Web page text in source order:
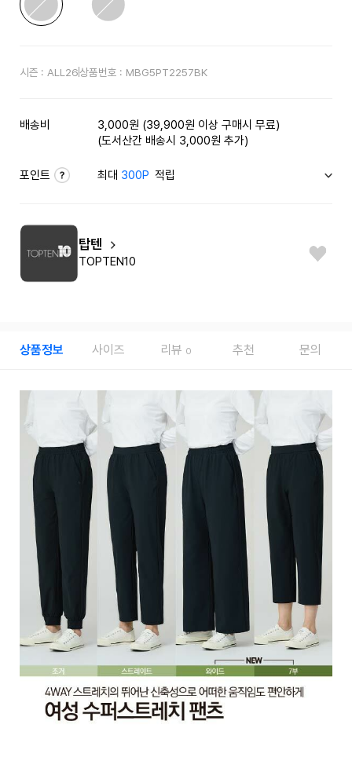
시즌 : ALL26상품번호 : MBG5PT2257BK
배송비
3,000원 (39,900원 이상 구매시 무료)
(도서산간 배송시 3,000원 추가)
포인트 최대 300P 적립
탑텐
TOPTEN10
상품정보 사이즈 리뷰 0 추천 문의